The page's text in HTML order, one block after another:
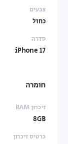
צבעים
כחול
סדרה
iPhone 17
חומרה
זיכרון RAM
8GB
כרטיס זיכרון